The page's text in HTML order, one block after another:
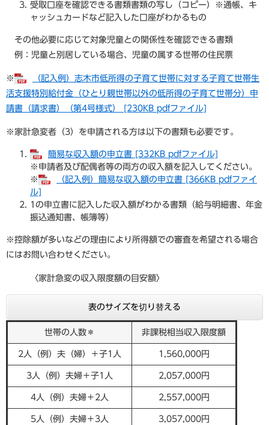
受取口座を確認できる書類書類の写し（コピー）※通帳、キ
ャッシュカードなど記入した口座がわかるもの
その他必要に応じて対象児童との関係性を確認できる書類
例：児童と別居している場合、児童の属する世帯の住民票
※
（記入例）志木市低所得の子育て世帯に対する子育て世帯生
活支援特別給付金（ひとり親世帯以外の低所得の子育て世帯分）申
請書（請求書）（第4号様式） [230KB pdfファイル]
※家計急変者（3）を申請される方は以下の書類も必要です。
簡易な収入額の申立書 [332KB pdfファイル]
※申請者及び配偶者等の両方の収入額を記入してください。
※
（記入例）簡易な収入額の申立書 [366KB pdfファイ
ル]
1の申立書に記入した収入額がわかる書類（給与明細書、年金
振込通知書、帳簿等）
※控除額が多いなどの理由により所得額での審査を希望される場合
にはお問い合わせください。
〈家計急変の収入限度額の目安額〉
表のサイズを切り替える
世帯の人数＊ 非課税相当収入限度額
2人（例）夫（婦）＋子1人 1,560,000円
3人（例）夫婦＋子1人 2,057,000円
4人（例）夫婦＋2人 2,557,000円
5人（例）夫婦＋3人 3,057,000円